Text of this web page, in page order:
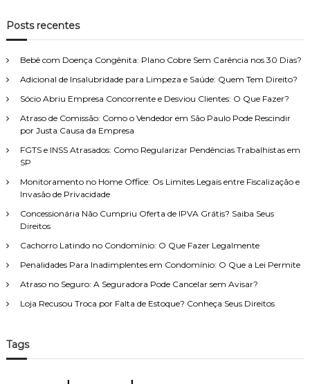
q
u
s
a
r
o
:
s
r
Posts recentes
Bebê com Doença Congênita: Plano Cobre Sem Carência nos 30 Dias?
Adicional de Insalubridade para Limpeza e Saúde: Quem Tem Direito?
Sócio Abriu Empresa Concorrente e Desviou Clientes: O Que Fazer?
Atraso de Comissão: Como o Vendedor em São Paulo Pode Rescindir
por Justa Causa da Empresa
FGTS e INSS Atrasados: Como Regularizar Pendências Trabalhistas em
SP
Monitoramento no Home Office: Os Limites Legais entre Fiscalização e
Invasão de Privacidade
Concessionária Não Cumpriu Oferta de IPVA Grátis? Saiba Seus
Direitos
Cachorro Latindo no Condomínio: O Que Fazer Legalmente
Penalidades Para Inadimplentes em Condomínio: O Que a Lei Permite
Atraso no Seguro: A Seguradora Pode Cancelar sem Avisar?
Loja Recusou Troca por Falta de Estoque? Conheça Seus Direitos
Tags